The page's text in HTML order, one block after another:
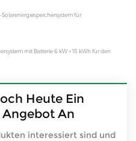
Solarenergiespeichersystem für
mit Batterie 6 kW + 15 kWh für den
Heute Ein
Angebot An
interessiert sind und